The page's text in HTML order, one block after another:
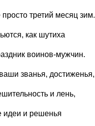
третий месяц зим.
как шутиха
воинов-мужчин.
ваши званья, достиженья,
и лень,
и решенья